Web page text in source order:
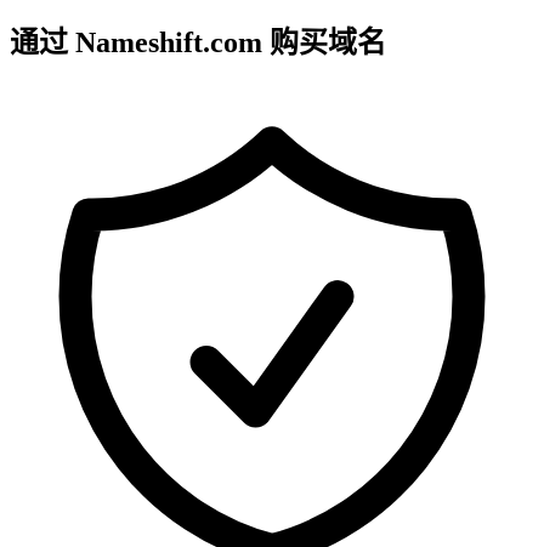
通过 Nameshift.com 购买域名